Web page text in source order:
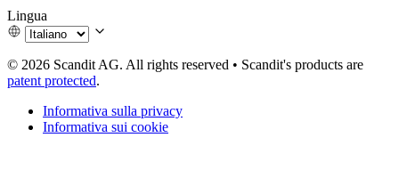
Lingua
© 2026 Scandit AG. All rights reserved • Scandit's products are
patent protected.
Informativa sulla privacy
Informativa sui cookie